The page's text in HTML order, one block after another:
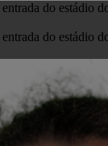
do estádio
do estádio